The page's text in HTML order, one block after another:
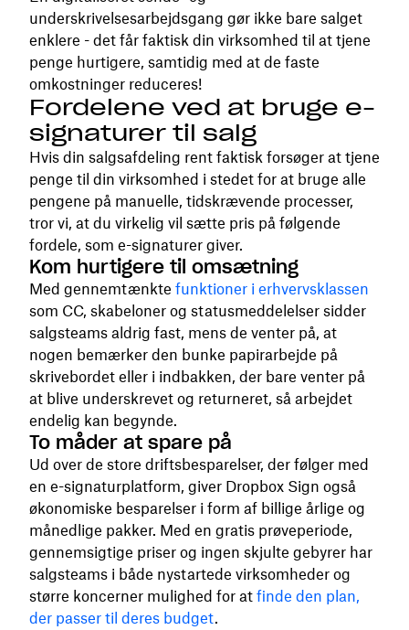
underskrivelsesarbejdsgang gør ikke bare salget
enklere - det får faktisk din virksomhed til at tjene
penge hurtigere, samtidig med at de faste
omkostninger reduceres!
Fordelene ved at bruge e-
signaturer til salg
Hvis din salgsafdeling rent faktisk forsøger at tjene
penge til din virksomhed i stedet for at bruge alle
pengene på manuelle, tidskrævende processer,
tror vi, at du virkelig vil sætte pris på følgende
fordele, som e-signaturer giver.
Kom hurtigere til omsætning
Med gennemtænkte funktioner i erhvervsklassen
som CC, skabeloner og statusmeddelelser sidder
salgsteams aldrig fast, mens de venter på, at
nogen bemærker den bunke papirarbejde på
skrivebordet eller i indbakken, der bare venter på
at blive underskrevet og returneret, så arbejdet
endelig kan begynde.
To måder at spare på
Ud over de store driftsbesparelser, der følger med
en e-signaturplatform, giver Dropbox Sign også
økonomiske besparelser i form af billige årlige og
månedlige pakker. Med en gratis prøveperiode,
gennemsigtige priser og ingen skjulte gebyrer har
salgsteams i både nystartede virksomheder og
større koncerner mulighed for at finde den plan,
der passer til deres budget.